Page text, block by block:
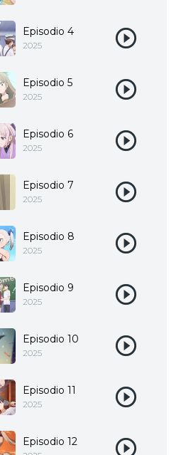
Episodio 4
2025
Episodio 5
2025
Episodio 6
2025
Episodio 7
2025
Episodio 8
2025
Episodio 9
2025
Episodio 10
2025
Episodio 11
2025
Episodio 12